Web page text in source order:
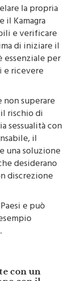
la propria
il Kamagra
e verificare
di iniziare il
per
ricevere
superare
rischio di
sessualità con
il
una soluzione
desiderano
discrezione
e può
.
con un